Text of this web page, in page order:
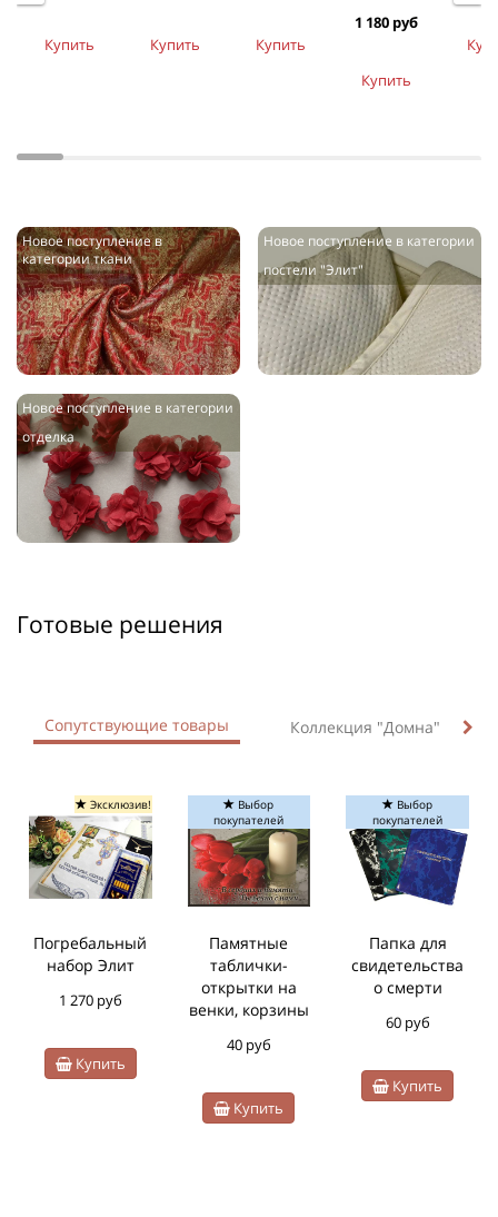
Купить Купить Купить
1 180 руб
Купить
Новое поступление в
категории ткани
Новое поступление в категории
постели "Элит"
Новое поступление в категории
отделка
Готовые решения
Сопутствующие товары Коллекция "Домна"
Эксклюзив!
Погребальный
набор Элит
1 270 руб
Купить
Выбор
покупателей
Памятные
таблички-
открытки на
венки, корзины
40 руб
Купить
Выбор
покупателей
Папка для
свидетельства
о смерти
60 руб
Купить